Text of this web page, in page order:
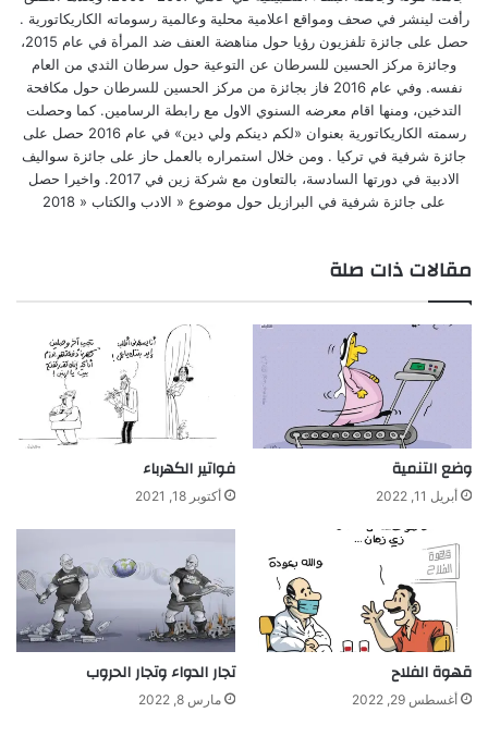
رأفت لينشر في صحف ومواقع اعلامية محلية وعالمية رسوماته الكاريكاتورية .
حصل على جائزة تلفزيون رؤيا حول مناهضة العنف ضد المرأة في عام 2015،
وجائزة مركز الحسين للسرطان عن التوعية حول سرطان الثدي من العام
نفسه. وفي عام 2016 فاز بجائزة من مركز الحسين للسرطان حول مكافحة
التدخين، ومنها اقام معرضه السنوي الاول مع رابطة الرسامين. كما وحصلت
رسمته الكاريكاتورية بعنوان «لكم دينكم ولي دين» في عام 2016 حصل على
جائزة شرفية في تركيا . ومن خلال استمراره بالعمل حاز على جائزة سواليف
الادبية في دورتها السادسة، بالتعاون مع شركة زين في 2017. واخيرا حصل
على جائزة شرفية في البرازيل حول موضوع « الادب والكتاب « 2018
مقالات ذات صلة
وضع التنمية
أبريل 11, 2022
فواتير الكهرباء
أكتوبر 18, 2021
قهوة الفلاح
أغسطس 29, 2022
تجار الدواء وتجار الحروب
مارس 8, 2022